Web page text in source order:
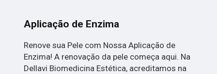
Aplicação de Enzima
Renove sua Pele com Nossa Aplicação de
Enzima! A renovação da pele começa aqui. Na
Dellavi Biomedicina Estética, acreditamos na